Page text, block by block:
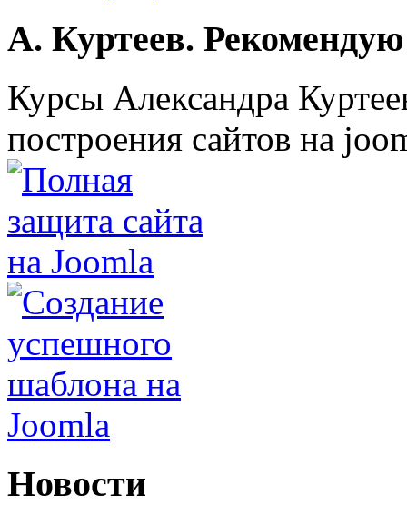
А. Куртеев.
Курсы Александра
построения сайтов на
Новости